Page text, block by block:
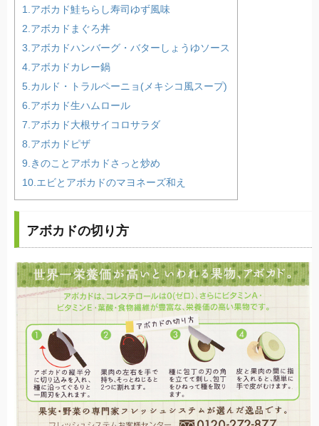
1.アボカド鮭ちらし寿司ゆず風味
2.アボカドまぐろ丼
3.アボカドハンバーグ・バターしょうゆソース
4.アボカドカレー鍋
5.カルド・トラルペーニョ(メキシコ風スープ)
6.アボカド生ハムロール
7.アボカド大根サイコロサラダ
8.アボカドピザ
9.きのことアボカドさっと炒め
10.エビとアボカドのマヨネーズ和え
アボカドの切り方